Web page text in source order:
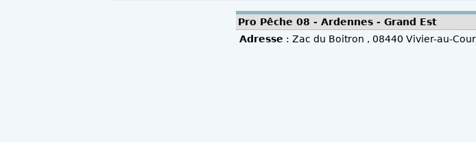
Pro Pêche 08 - Ardennes - Grand Est
Adresse : Zac du Boitron , 08440 Vivier-au-